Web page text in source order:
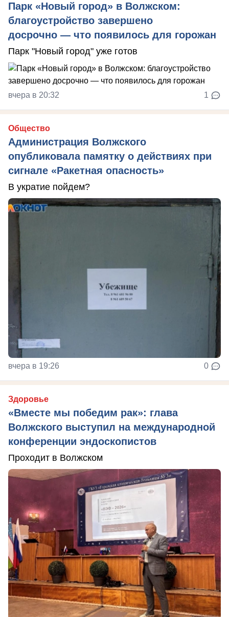
Парк «Новый город» в Волжском:
благоустройство завершено
досрочно — что появилось для горожан
Парк "Новый город" уже готов
вчера в 20:32 1
Общество
Администрация Волжского
опубликовала памятку о действиях при
сигнале «Ракетная опасность»
В укратие пойдем?
вчера в 19:26 0
Здоровье
«Вместе мы победим рак»: глава
Волжского выступил на международной
конференции эндоскопистов
Проходит в Волжском